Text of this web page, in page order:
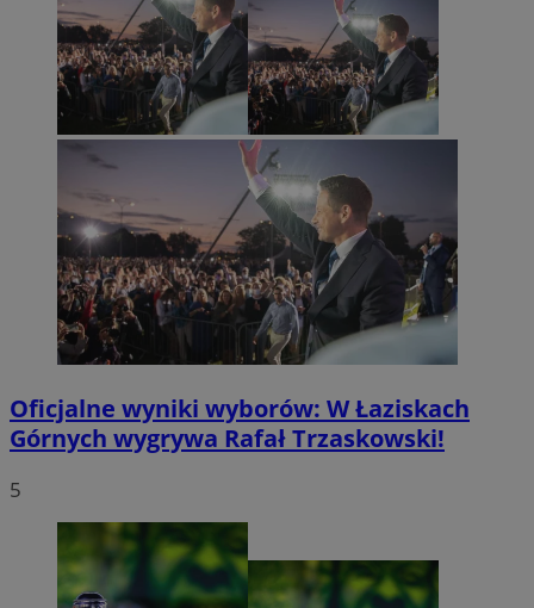
Oficjalne wyniki wyborów: W Łaziskach
Górnych wygrywa Rafał Trzaskowski!
5